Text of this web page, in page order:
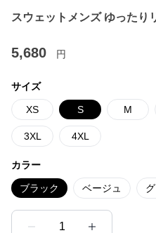
スウェットメンズ ゆったり
5,680 円
サイズ
XS S M
3XL 4XL
カラー
ブラック ベージュ
1